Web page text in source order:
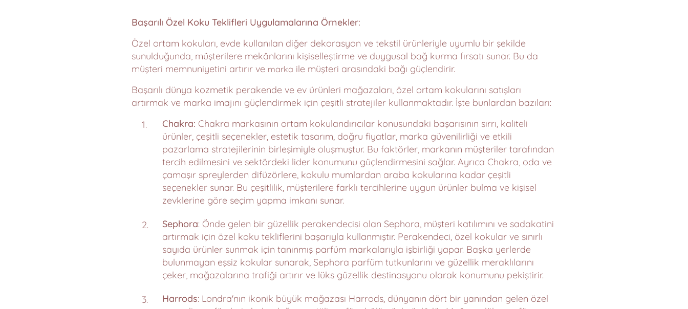
Başarılı Özel Koku Teklifleri Uygulamalarına Örnekler:
Özel ortam kokuları, evde kullanılan diğer dekorasyon ve tekstil ürünleriyle uyumlu bir şekilde
sunulduğunda, müşterilere mekânlarını kişiselleştirme ve duygusal bağ kurma fırsatı sunar. Bu da
müşteri memnuniyetini artırır ve marka ile müşteri arasındaki bağı güçlendirir.
Başarılı dünya kozmetik perakende ve ev ürünleri mağazaları, özel ortam kokularını satışları
artırmak ve marka imajını güçlendirmek için çeşitli stratejiler kullanmaktadır. İşte bunlardan bazıları:
Chakra: Chakra markasının ortam kokulandırıcılar konusundaki başarısının sırrı, kaliteli
ürünler, çeşitli seçenekler, estetik tasarım, doğru fiyatlar, marka güvenilirliği ve etkili
pazarlama stratejilerinin birleşimiyle oluşmuştur. Bu faktörler, markanın müşteriler tarafından
tercih edilmesini ve sektördeki lider konumunu güçlendirmesini sağlar. Ayrıca Chakra, oda ve
çamaşır spreylerden difüzörlere, kokulu mumlardan araba kokularına kadar çeşitli
seçenekler sunar. Bu çeşitlilik, müşterilere farklı tercihlerine uygun ürünler bulma ve kişisel
zevklerine göre seçim yapma imkanı sunar.
Sephora: Önde gelen bir güzellik perakendecisi olan Sephora, müşteri katılımını ve sadakatini
artırmak için özel koku tekliflerini başarıyla kullanmıştır. Perakendeci, özel kokular ve sınırlı
sayıda ürünler sunmak için tanınmış parfüm markalarıyla işbirliği yapar. Başka yerlerde
bulunmayan eşsiz kokular sunarak, Sephora parfüm tutkunlarını ve güzellik meraklılarını
çeker, mağazalarına trafiği artırır ve lüks güzellik destinasyonu olarak konumunu pekiştirir.
Harrods: Londra'nın ikonik büyük mağazası Harrods, dünyanın dört bir yanından gelen özel